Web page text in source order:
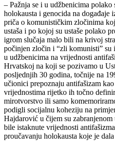
– Pažnja se i u udžbenicima
holokausta i genocida na događaje
priča o komunističkim zločinima
ustaša i po kojoj su ustaše polako
igrom slučaja malo bili na krivoj
počinjen zločin i “zli komunisti” su
u udžbenicima na vrijednosti
Hrvatskoj na koji se pozivamo u
posljednjih 30 godina, točnije na
učionici prepoznaju antifašizam
vrijednostima rijetko ih točno
mirotvorstvo ili samo
podigli socijalnu koheziju na
Hajdarović u čijem su
bile istaknute vrijednosti
proučavanju holokausta koje je